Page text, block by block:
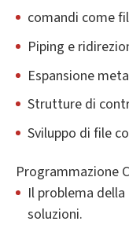
comandi come
Piping e
Espansione
Strutture di
Sviluppo di file
Programmazione
Il problema
soluzioni.